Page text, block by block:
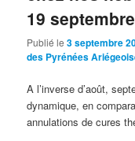
19
Publié le3 septembre
des Pyrénées
A l’inverse d’août,
dynamique, en
annulations de cures